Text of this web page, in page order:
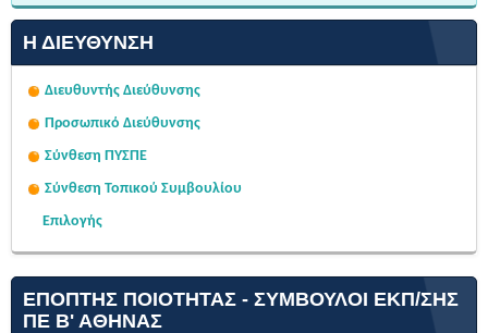
Η ΔΙΕΎΘΥΝΣΗ
Διευθυντής Διεύθυνσης
Προσωπικό Διεύθυνσης
Σύνθεση ΠΥΣΠΕ
Σύνθεση Τοπικού Συμβουλίου
Επιλογής
ΕΠΌΠΤΗΣ ΠΟΙΌΤΗΤΑΣ - ΣΎΜΒΟΥΛΟΙ ΕΚΠ/ΣΗΣ
ΠΕ Β' ΑΘΉΝΑΣ